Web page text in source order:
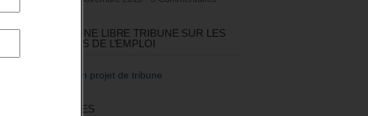
RÉDIGEZ UNE LIBRE TRIBUNE SUR LES
POLITIQUES DE L’EMPLOI
>Décrire mon projet de tribune
CATÉGORIES